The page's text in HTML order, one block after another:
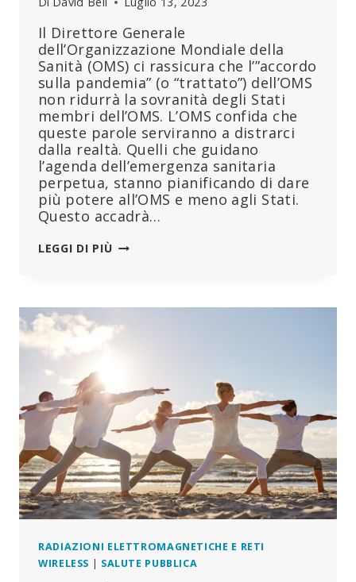
Il Direttore Generale
dell’Organizzazione Mondiale della
Sanità (OMS) ci rassicura che l’”accordo
sulla pandemia” (o “trattato”) dell’OMS
non ridurrà la sovranità degli Stati
membri dell’OMS. L’OMS confida che
queste parole serviranno a distrarci
dalla realtà. Quelli che guidano
l’agenda dell’emergenza sanitaria
perpetua, stanno pianificando di dare
più potere all’OMS e meno agli Stati.
Questo accadrà…
LEGGI DI PIÙL’OMS,
REALTÀ
RADIAZIONI ELETTROMAGNETICHE E RETI
WIRELESS | SALUTE PUBBLICA